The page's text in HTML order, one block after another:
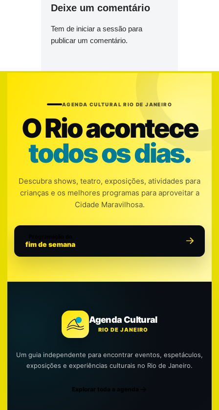
Deixe um comentário
Tem de iniciar a sessão para
publicar um comentário.
AGENDA CULTURAL RIO DE JANEIRO
O Rio acontece
todos os dias.
Descubra shows, teatro, exposições, atividades para
crianças e os melhores programas para aproveitar a
Cidade Maravilhosa.
fim de semana
Agenda Cultural
RIO DE JANEIRO
Um guia independente para encontrar eventos, espetáculos,
exposições e experiências culturais no Rio de Janeiro.
Explorar toda a agenda